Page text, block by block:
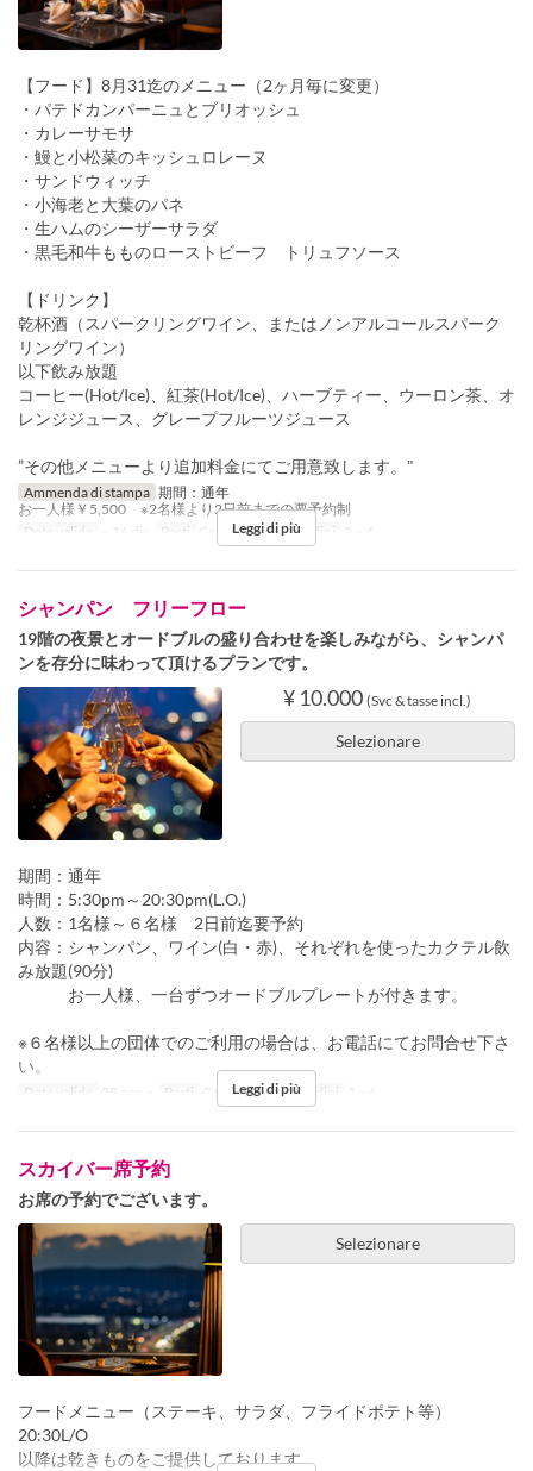
【フード】8月31迄のメニュー（2ヶ月毎に変更）
・パテドカンパーニュとブリオッシュ
・カレーサモサ
・鰻と小松菜のキッシュロレーヌ
・サンドウィッチ
・小海老と大葉のパネ
・生ハムのシーザーサラダ
・黒毛和牛もものローストビーフ トリュフソース
【ドリンク】
乾杯酒（スパークリングワイン、またはノンアルコールスパーク
リングワイン）
以下飲み放題
コーヒー(Hot/Ice)、紅茶(Hot/Ice)、ハーブティー、ウーロン茶、オ
レンジジュース、グレープフルーツジュース
”その他メニューより追加料金にてご用意致します。"
Ammenda di stampa 期間：通年
お一人様￥5,500 ※2名様より2日前までの要予約制
Date valide
~ 16 dic Pasti Cena Limite di ordini 2 ~ 4
Leggi di più
シャンパン フリーフロー
19階の夜景とオードブルの盛り合わせを楽しみながら、シャンパ
ンを存分に味わって頂けるプランです。
¥ 10.000 (Svc & tasse incl.)
Selezionare
期間：通年
時間：5:30pm～20:30pm(L.O.)
人数：1名様～６名様 2日前迄要予約
内容：シャンパン、ワイン(白・赤)、それぞれを使ったカクテル飲
み放題(90分)
お一人様、一台ずつオードブルプレートが付きます。
※６名様以上の団体でのご利用の場合は、お電話にてお問合せ下さ
い。
Date valide 09 gen ~ Pasti Cena Limite di ordini 1 ~ 6
Leggi di più
スカイバー席予約
お席の予約でございます。
Selezionare
フードメニュー（ステーキ、サラダ、フライドポテト等）
20:30L/O
以降は乾きものをご提供しております。